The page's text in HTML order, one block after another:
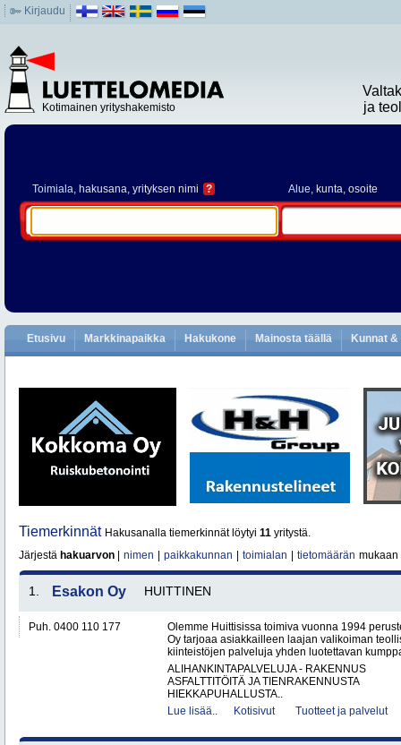
Kirjaudu
Kotimainen yrityshakemisto
ja
Toimiala, hakusana, yrityksen nimi ? Alue, kunta, osoite
Etusivu Markkinapaikka Hakukone Mainosta täällä Kunnat
Tiemerkinnät Hakusanalla tiemerkinnät löytyi 11 yritystä.
Järjestä hakuarvon nimen paikkakunnan toimialan tietomäärän mukaan
1. Esakon Oy HUITTINEN
Puh. 0400 110 177
Olemme Huittisissa toimiva vuonna 1994
Oy tarjoaa asiakkailleen laajan valikoiman
kiinteistöjen palveluja yhden luotettavan
ALIHANKINTAPALVELUJA - RAKENNUS
ASFALTTITÖITÄ JA TIENRAKENNUSTA
HIEKKAPUHALLUSTA..
Lue lisää..
Kotisivut Tuotteet ja palvelut